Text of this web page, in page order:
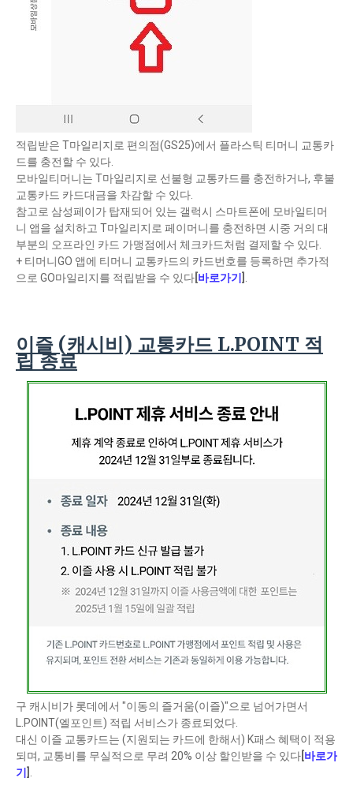
적립받은 T마일리지로 편의점(GS25)에서 플라스틱 티머니 교통카
드를 충전할 수 있다.
모바일티머니는 T마일리지로 선불형 교통카드를 충전하거나, 후불
교통카드 카드대금을 차감할 수 있다.
참고로 삼성페이가 탑재되어 있는 갤럭시 스마트폰에 모바일티머
니 앱을 설치하고 T마일리지로 페이머니를 충전하면 시중 거의 대
부분의 오프라인 카드 가맹점에서 체크카드처럼 결제할 수 있다.
+ 티머니GO 앱에 티머니 교통카드의 카드번호를 등록하면 추가적
으로 GO마일리지를 적립받을 수 있다 바로가기 .
이즐 (캐시비) 교통카드 L.POINT 적
립 종료
구 캐시비가 롯데에서 "이동의 즐거움(이즐)"으로 넘어가면서
L.POINT(엘포인트) 적립 서비스가 종료되었다.
대신 이즐 교통카드는 (지원되는 카드에 한해서) K패스 혜택이 적용
되며, 교통비를 무실적으로 무려 20% 이상 할인받을 수 있다 바로가
기
.